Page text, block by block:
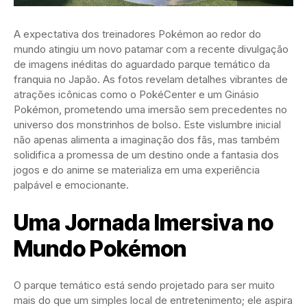
A expectativa dos treinadores Pokémon ao redor do
mundo atingiu um novo patamar com a recente divulgação
de imagens inéditas do aguardado parque temático da
franquia no Japão. As fotos revelam detalhes vibrantes de
atrações icônicas como o PokéCenter e um Ginásio
Pokémon, prometendo uma imersão sem precedentes no
universo dos monstrinhos de bolso. Este vislumbre inicial
não apenas alimenta a imaginação dos fãs, mas também
solidifica a promessa de um destino onde a fantasia dos
jogos e do anime se materializa em uma experiência
palpável e emocionante.
Uma Jornada Imersiva no
Mundo Pokémon
O parque temático está sendo projetado para ser muito
mais do que um simples local de entretenimento; ele aspira